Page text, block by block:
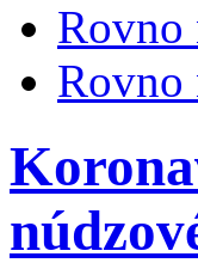
Rovno
Rovno